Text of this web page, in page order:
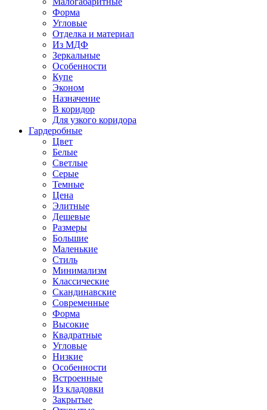
Форма
Угловые
Отделка и материал
Из МДФ
Зеркальные
Особенности
Купе
Эконом
Назначение
В коридор
Для узкого коридора
Гардеробные
Цвет
Белые
Светлые
Серые
Темные
Цена
Элитные
Дешевые
Размеры
Большие
Маленькие
Стиль
Минимализм
Классические
Скандинавские
Современные
Форма
Высокие
Квадратные
Угловые
Низкие
Особенности
Встроенные
Из кладовки
Закрытые